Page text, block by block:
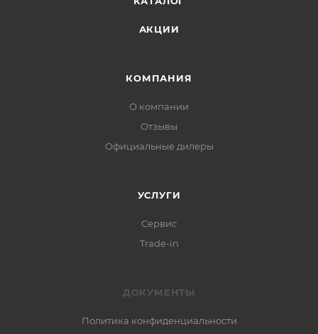
АКЦИИ
КОМПАНИЯ
О компании
Отзывы
Официальные дилеры
УСЛУГИ
Сервис
Trade-in
ДОКУМЕНТЫ
Политика конфиденциальности